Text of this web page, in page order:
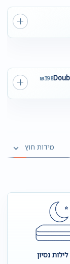
₪398
מידות חוץ